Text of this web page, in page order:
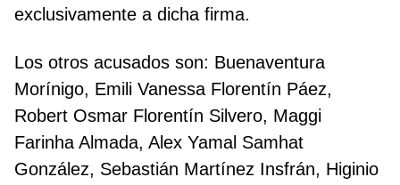
exclusivamente a dicha firma.
Los otros acusados son: Buenaventura
Morínigo, Emili Vanessa Florentín Páez,
Robert Osmar Florentín Silvero, Maggi
Farinha Almada, Alex Yamal Samhat
González, Sebastián Martínez Insfrán, Higinio